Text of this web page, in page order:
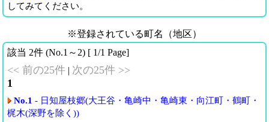
してみてください。
※登録されている町名（地区）
該当 2件 (No.1～2) [ 1/1 Page]
<< 前の25件 | 次の25件 >>
1
No.1 - 日知屋枝郷(大王谷・亀崎中・亀崎東・向江町・鶴町・
梶木(深野を除く))